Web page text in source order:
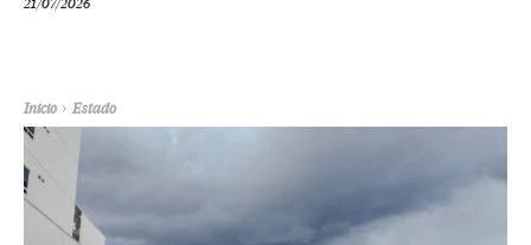
21/07/2026